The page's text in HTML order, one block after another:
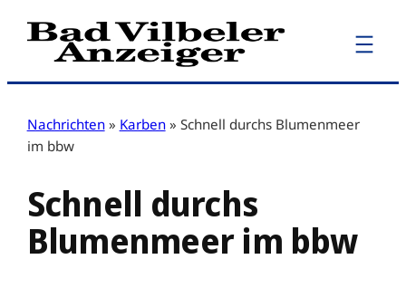
Zum
Inhalt
Nachrichten » Karben » Schnell durchs Blumenmeer
im bbw
Schnell durchs
Blumenmeer im bbw